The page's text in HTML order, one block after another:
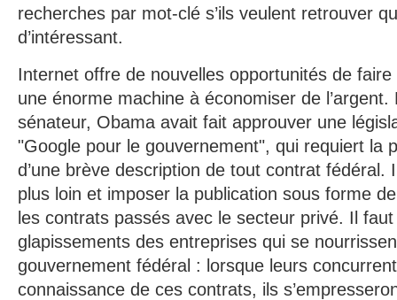
recherches par mot-clé s’ils veulent retrouver
d’intéressant.
Internet offre de nouvelles opportunités de
une énorme machine à économiser de l’argent.
sénateur, Obama avait fait approuver une
"Google pour le gouvernement", qui requiert la
d’une brève description de tout contrat fédéral.
plus loin et imposer la publication sous forme
les contrats passés avec le secteur privé. Il
glapissements des entreprises qui se
gouvernement fédéral : lorsque leurs
connaissance de ces contrats, ils